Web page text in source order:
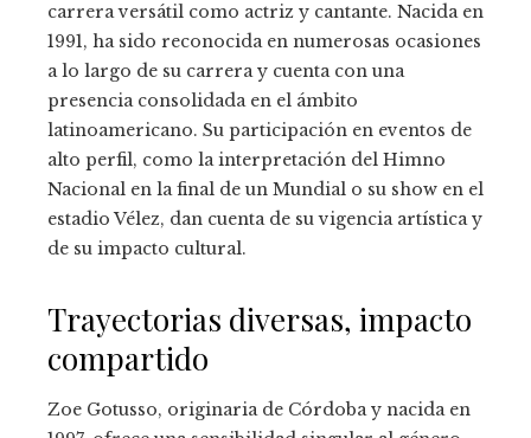
carrera versátil como actriz y cantante. Nacida en
1991, ha sido reconocida en numerosas ocasiones
a lo largo de su carrera y cuenta con una
presencia consolidada en el ámbito
latinoamericano. Su participación en eventos de
alto perfil, como la interpretación del Himno
Nacional en la final de un Mundial o su show en el
estadio Vélez, dan cuenta de su vigencia artística y
de su impacto cultural.
Trayectorias diversas, impacto
compartido
Zoe Gotusso, originaria de Córdoba y nacida en